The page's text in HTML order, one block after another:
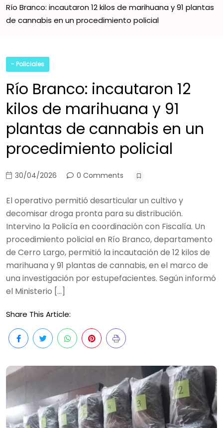
Río Branco: incautaron 12 kilos de marihuana y 91 plantas
de cannabis en un procedimiento policial
- Policiales
Río Branco: incautaron 12
kilos de marihuana y 91
plantas de cannabis en un
procedimiento policial
30/04/2026 0 Comments
El operativo permitió desarticular un cultivo y
decomisar droga pronta para su distribución.
Intervino la Policía en coordinación con Fiscalía. Un
procedimiento policial en Río Branco, departamento
de Cerro Largo, permitió la incautación de 12 kilos de
marihuana y 91 plantas de cannabis, en el marco de
una investigación por estupefacientes. Según informó
el Ministerio […]
Share This Article: